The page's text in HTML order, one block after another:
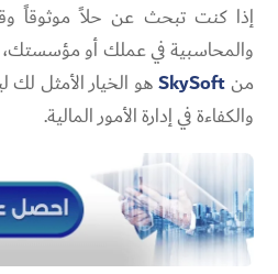
إذا كنت تبحث عن حلاً موثوقاً
والمحاسبية في عملك أو
منSkySoftهو الخيار الأمثل
والكفاءة في إدارة الأمور المالية.